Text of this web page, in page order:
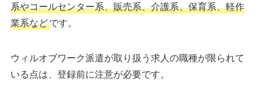
系やコールセンター系、販売系、介護系、保育系、軽作
業系などです。
ウィルオブワーク派遣が取り扱う求人の職種が限られて
いる点は、登録前に注意が必要です。